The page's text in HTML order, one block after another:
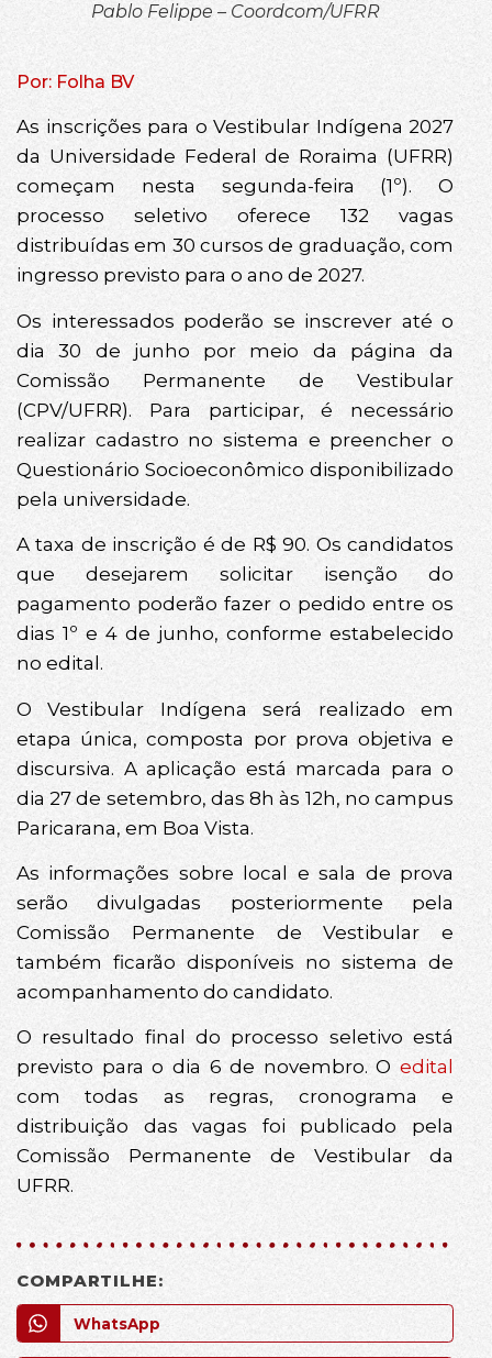
Pablo Felippe – Coordcom/UFRR
Por: Folha BV
As inscrições para o Vestibular Indígena 2027
da Universidade Federal de Roraima (UFRR)
começam nesta segunda-feira (1º). O
processo seletivo oferece 132 vagas
distribuídas em 30 cursos de graduação, com
ingresso previsto para o ano de 2027.
Os interessados poderão se inscrever até o
dia 30 de junho por meio da página da
Comissão Permanente de Vestibular
(CPV/UFRR). Para participar, é necessário
realizar cadastro no sistema e preencher o
Questionário Socioeconômico disponibilizado
pela universidade.
A taxa de inscrição é de R$ 90. Os candidatos
que desejarem solicitar isenção do
pagamento poderão fazer o pedido entre os
dias 1º e 4 de junho, conforme estabelecido
no edital.
O Vestibular Indígena será realizado em
etapa única, composta por prova objetiva e
discursiva. A aplicação está marcada para o
dia 27 de setembro, das 8h às 12h, no campus
Paricarana, em Boa Vista.
As informações sobre local e sala de prova
serão divulgadas posteriormente pela
Comissão Permanente de Vestibular e
também ficarão disponíveis no sistema de
acompanhamento do candidato.
O resultado final do processo seletivo está
previsto para o dia 6 de novembro. O edital
com todas as regras, cronograma e
distribuição das vagas foi publicado pela
Comissão Permanente de Vestibular da
UFRR.
COMPARTILHE:
WhatsApp